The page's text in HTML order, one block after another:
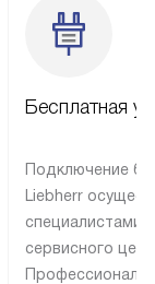
Бесплатная
Подключение
Liebherr
специалистами
сервисного